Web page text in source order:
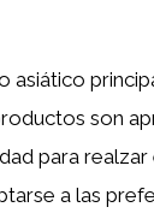
asiático
son
para
a las